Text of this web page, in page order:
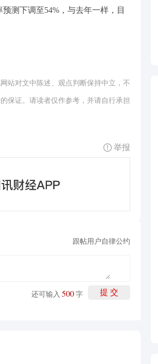
测下调至54%，与去年一样，目
站对文中陈述、观点判断保持中立，不
保证。请读者仅作参考，并请自行承担
举报
跟帖用户自律公约
提 交
还可输入 500 字